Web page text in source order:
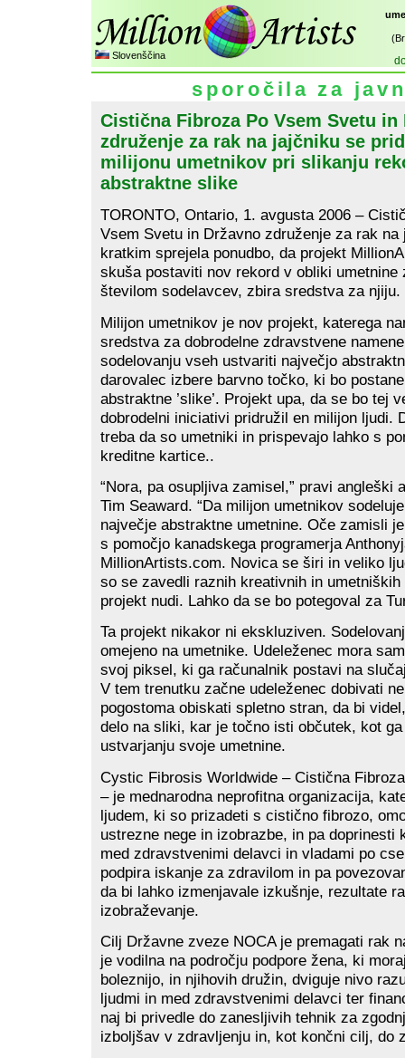
Slovenščina
sporočila za
Cistična Fibroza Po Vsem Svetu in
združenje za rak na jajčniku se
milijonu umetnikov pri slikanju
abstraktne slike
TORONTO, Ontario, 1. avgusta 2006 –
Vsem Svetu in Državno združenje za rak na
kratkim sprejela ponudbo, da projekt
skuša postaviti nov rekord v obliki umetnine
številom sodelavcev, zbira sredstva za njiju.
Milijon umetnikov je nov projekt, katerega
sredstva za dobrodelne zdravstvene
sodelovanju vseh ustvariti največjo
darovalec izbere barvno točko, ki bo
abstraktne ’slike’. Projekt upa, da se bo tej
dobrodelni iniciativi pridružil en milijon ljudi.
treba da so umetniki in prispevajo lahko s
kreditne kartice..
“Nora, pa osupljiva zamisel,” pravi angleški
Tim Seaward. “Da milijon umetnikov
največje abstraktne umetnine. Oče zamisli
s pomočjo kanadskega programerja
MillionArtists.com. Novica se širi in veliko
so se zavedli raznih kreativnih in
projekt nudi. Lahko da se bo potegoval za
Ta projekt nikakor ni ekskluziven.
omejeno na umetnike. Udeleženec mora
svoj piksel, ki ga računalnik postavi na
V tem trenutku začne udeleženec dobivati
pogostoma obiskati spletno stran, da bi
delo na sliki, kar je točno isti občutek, kot
ustvarjanju svoje umetnine.
Cystic Fibrosis Worldwide – Cistična
– je mednarodna neprofitna organizacija,
ljudem, ki so prizadeti s cistično fibrozo,
ustrezne nege in izobrazbe, in pa doprinesti
med zdravstvenimi delavci in vladami po
podpira iskanje za zdravilom in pa
da bi lahko izmenjavale izkušnje, rezultate
izobraževanje.
Cilj Državne zveze NOCA je premagati rak
je vodilna na področju podpore žena, ki
boleznijo, in njihovih družin, dviguje nivo
ljudmi in med zdravstvenimi delavci ter
naj bi privedle do zanesljivih tehnik za
izboljšav v zdravljenju in, kot končni cilj, do